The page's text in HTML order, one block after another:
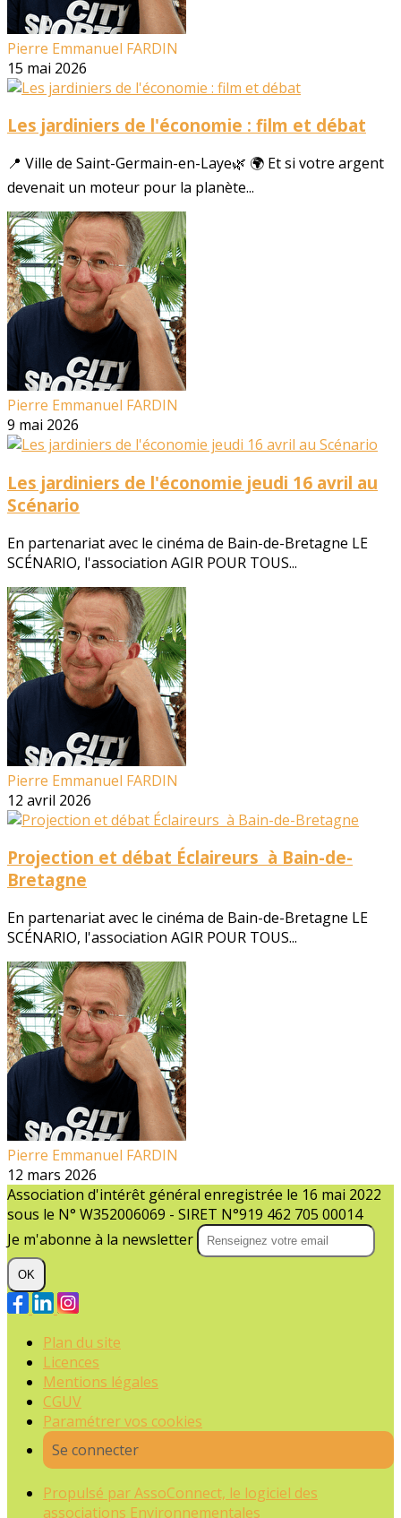
Pierre Emmanuel FARDIN
15 mai 2026
Les jardiniers de l'économie : film et débat
📍 Ville de Saint-Germain-en-Laye🌿 🌍 Et si votre argent
devenait un moteur pour la planète...
Pierre Emmanuel FARDIN
9 mai 2026
Les jardiniers de l'économie jeudi 16 avril au
Scénario
En partenariat avec le cinéma de Bain-de-Bretagne LE
SCÉNARIO, l'association AGIR POUR TOUS...
Pierre Emmanuel FARDIN
12 avril 2026
Projection et débat Éclaireurs à Bain-de-
Bretagne
En partenariat avec le cinéma de Bain-de-Bretagne LE
SCÉNARIO, l'association AGIR POUR TOUS...
Pierre Emmanuel FARDIN
12 mars 2026
Association d'intérêt général enregistrée le 16 mai 2022
sous le N° W352006069 - SIRET N°919 462 705 00014
Je m'abonne à la newsletter
OK
Plan du site
Licences
Mentions légales
CGUV
Paramétrer vos cookies
Se connecter
Propulsé par AssoConnect, le logiciel des
associations Environnementales